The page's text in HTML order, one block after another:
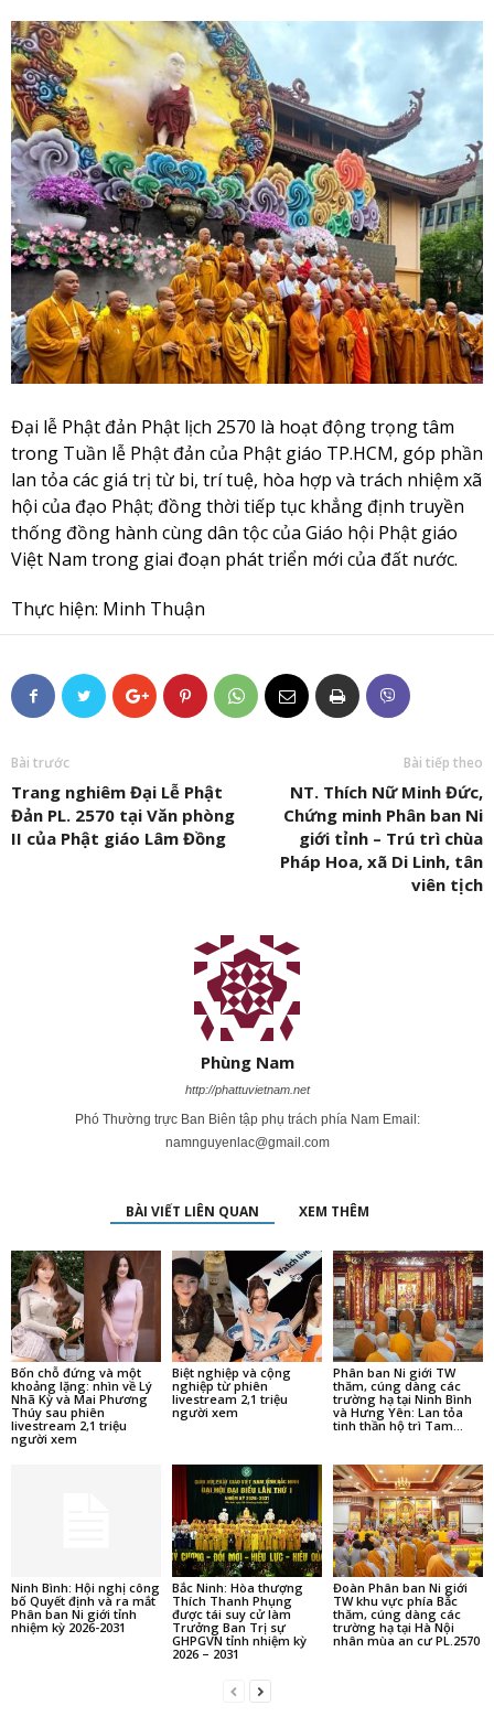
Đại lễ Phật đản Phật lịch 2570 là hoạt động trọng tâm
trong Tuần lễ Phật đản của Phật giáo TP.HCM, góp phần
lan tỏa các giá trị từ bi, trí tuệ, hòa hợp và trách nhiệm xã
hội của đạo Phật; đồng thời tiếp tục khẳng định truyền
thống đồng hành cùng dân tộc của Giáo hội Phật giáo
Việt Nam trong giai đoạn phát triển mới của đất nước.
Thực hiện: Minh Thuận
Bài trước
Trang nghiêm Đại Lễ Phật
Đản PL. 2570 tại Văn phòng
II của Phật giáo Lâm Đồng
Bài tiếp theo
NT. Thích Nữ Minh Đức,
Chứng minh Phân ban Ni
giới tỉnh – Trú trì chùa
Pháp Hoa, xã Di Linh, tân
viên tịch
Phùng Nam
http://phattuvietnam.net
Phó Thường trực Ban Biên tập phụ trách phía Nam Email:
namnguyenlac@gmail.com
BÀI VIẾT LIÊN QUAN XEM THÊM
Bốn chỗ đứng và một
khoảng lặng: nhìn về Lý
Nhã Kỳ và Mai Phương
Thúy sau phiên
livestream 2,1 triệu
người xem
Biệt nghiệp và cộng
nghiệp từ phiên
livestream 2,1 triệu
người xem
Phân ban Ni giới TW
thăm, cúng dàng các
trường hạ tại Ninh Bình
và Hưng Yên: Lan tỏa
tinh thần hộ trì Tam...
Ninh Bình: Hội nghị công
bố Quyết định và ra mắt
Phân ban Ni giới tỉnh
nhiệm kỳ 2026-2031
Bắc Ninh: Hòa thượng
Thích Thanh Phụng
được tái suy cử làm
Trưởng Ban Trị sự
GHPGVN tỉnh nhiệm kỳ
2026 – 2031
Đoàn Phân ban Ni giới
TW khu vực phía Bắc
thăm, cúng dàng các
trường hạ tại Hà Nội
nhân mùa an cư PL.2570